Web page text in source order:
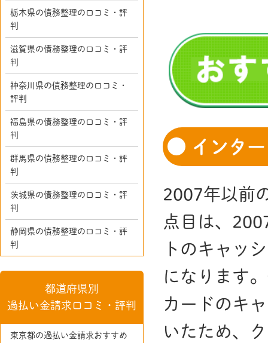
インタ
2007年以前
点目は、
トのキャッ
になります
カードのキ
いたため、
栃木県の債務整理の口コミ・評
判
滋賀県の債務整理の口コミ・評
判
神奈川県の債務整理の口コミ・
評判
福島県の債務整理の口コミ・評
判
群馬県の債務整理の口コミ・評
判
茨城県の債務整理の口コミ・評
判
静岡県の債務整理の口コミ・評
判
都道府県別
過払い金請求口コミ・評判
東京都の過払い金請求おすすめ